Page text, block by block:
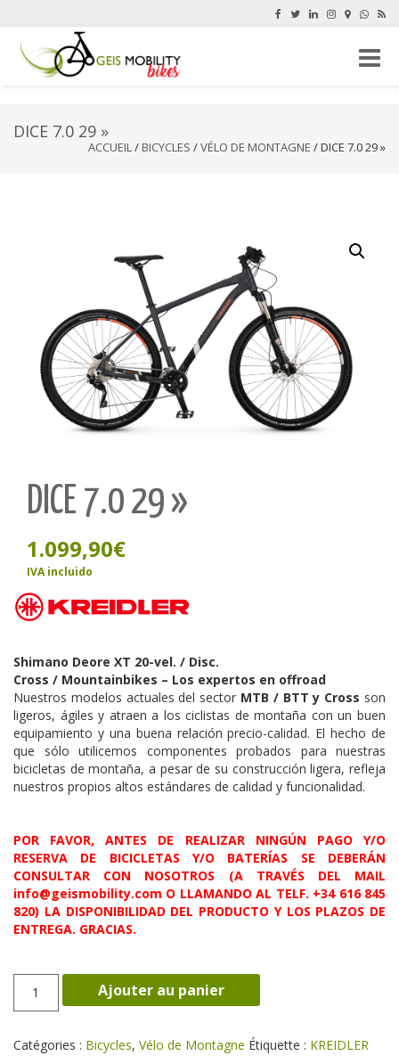
-
DICE 7.0 29 »
ACCUEIL/ BICYCLES /VÉLO DE MONTAGNE / DICE 7.0 29 »
DICE 7.0 29 »
1.099,90€
IVA incluido
Shimano Deore XT 20-vel. / Disc.
Cross / Mountainbikes – Los expertos en offroad
Nuestros modelos actuales del sector MTB / BTT y Cross son
ligeros, ágiles y atraen a los ciclistas de montaña con un buen
equipamiento y una buena relación precio-calidad. El hecho de
que sólo utilicemos componentes probados para nuestras
bicicletas de montaña, a pesar de su construcción ligera, refleja
nuestros propios altos estándares de calidad y funcionalidad.
POR FAVOR, ANTES DE REALIZAR NINGÚN PAGO Y/O
RESERVA DE BICICLETAS Y/O BATERÍAS SE DEBERÁN
CONSULTAR CON NOSOTROS (A TRAVÉS DEL MAIL
info@geismobility.com O LLAMANDO AL TELF. +34 616 845
820) LA DISPONIBILIDAD DEL PRODUCTO Y LOS PLAZOS DE
ENTREGA. GRACIAS.
29''
Ajouter au panier
Catégories : Bicycles, Vélo de Montagne Étiquette : KREIDLER